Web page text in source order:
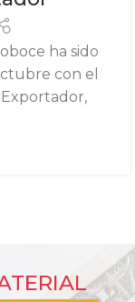
ha sido
con el